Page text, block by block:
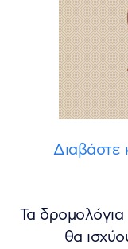
Διαβάστε
Τα
θα